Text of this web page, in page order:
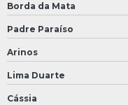
Borda da Mata
Padre Paraíso
Arinos
Lima Duarte
Cássia